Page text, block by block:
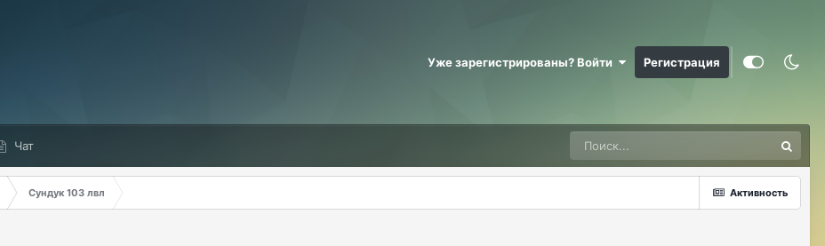
Уже зарегистрированы? Войти Регистрация
Чат
Активность
Сундук 103 лвл
Майкл Скофилд 07/28/26 09:16 AM
@Sensuella ненадо заниматься этой
ДусяАгрегаТ 08/04/26 09:23 AM
Последние два клана с сервера вышли
это печально (
08/04/26 10:24 AM